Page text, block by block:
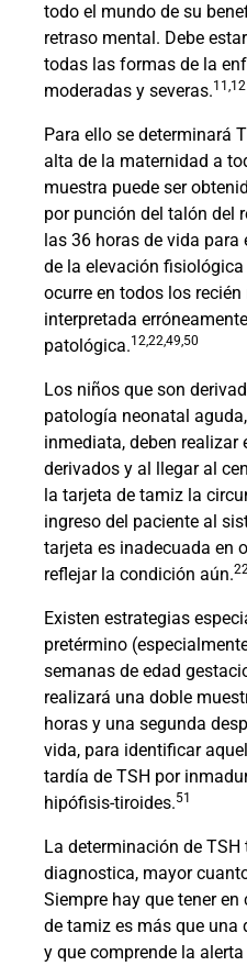
todo el mundo de su
retraso mental. Debe
todas las formas de la
moderadas y severas.11,12
Para ello se determinará
alta de la maternidad a
muestra puede ser
por punción del talón del
las 36 horas de vida
de la elevación
ocurre en todos los
interpretada
patológica.12,22,49,50
Los niños que son
patología neonatal
inmediata, deben realizar
derivados y al llegar al
la tarjeta de tamiz la
ingreso del paciente al
tarjeta es inadecuada en
reflejar la condición aún.
Existen estrategias
pretérmino
semanas de edad
realizará una doble
horas y una segunda
vida, para identificar
tardía de TSH por
hipófisis-tiroides.51
La determinación de
diagnostica, mayor
Siempre hay que tener
de tamiz es más que
y que comprende la